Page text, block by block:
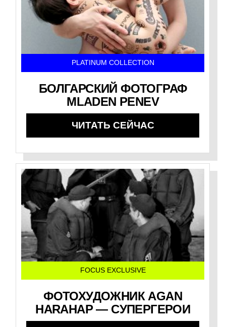
PLATINUM COLLECTION
БОЛГАРСКИЙ ФОТОГРАФ
MLADEN PENEV
ЧИТАТЬ СЕЙЧАС
FOCUS EXCLUSIVE
ФОТОХУДОЖНИК AGAN
HARAHAP — СУПЕРГЕРОИ